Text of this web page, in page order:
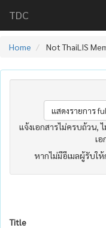
TDC
Home Not ThaiLIS
แจ้งเอกสารไม่ครบถ้วน,
เ
หากไม่มีอีเมลผู้รับใ
Title